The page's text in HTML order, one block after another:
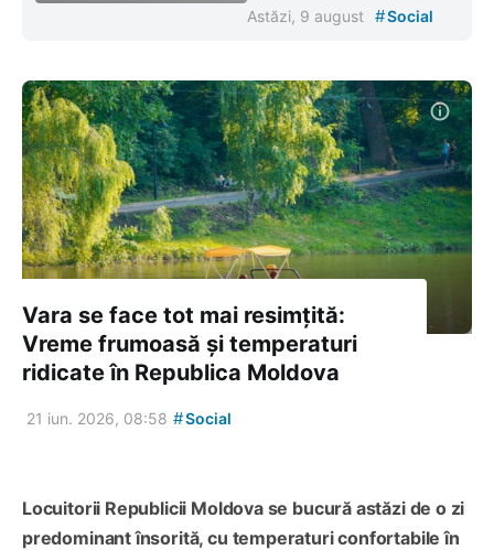
Astăzi, 9 august #Social
Vara se face tot mai resimțită:
Vreme frumoasă și temperaturi
ridicate în Republica Moldova
21 iun. 2026, 08:58 #Social
Locuitorii Republicii Moldova se bucură astăzi de o zi
predominant însorită, cu temperaturi confortabile în